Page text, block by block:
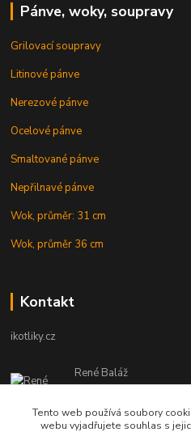
Pánve, woky, soupravy
Grilovací soupravy
Litinové pánve
Nerezové pánve
Ocelové pánve
Smaltované pánve
Nepřilnavé pánve
Wok, průměr: 31 cm
Wok, průměr 36 cm
Kontakt
ikotliky.cz
René Baláž
Eshop: +421
od 8:00 - do 16:00 hod
Tento web používá soubory
webu vyjadřujete souhlas s